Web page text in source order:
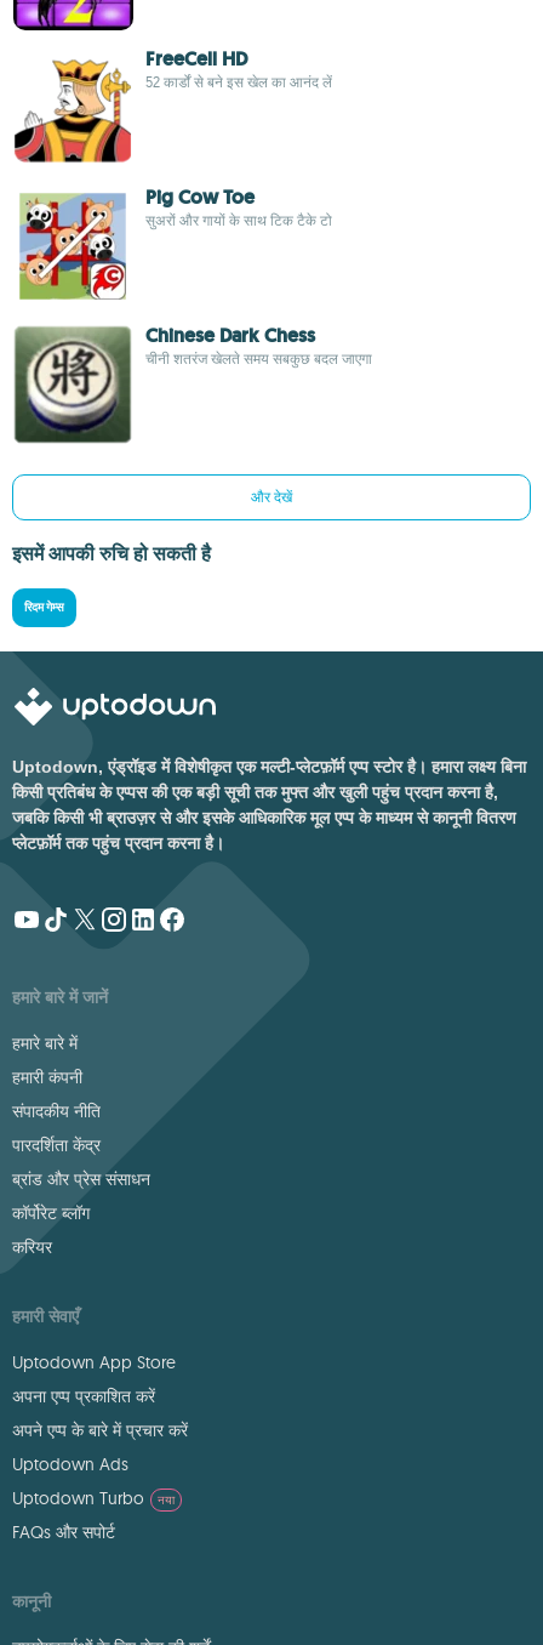
FreeCell HD
52 कार्डों से बने इस खेल का आनंद लें
Pig Cow Toe
सुअरों और गायों के साथ टिक टैके टो
Chinese Dark Chess
चीनी शतरंज खेलते समय सबकुछ बदल जाएगा
और देखें
इसमें आपकी रुचि हो सकती है
रिदम गेम्स
Uptodown, एंड्रॉइड में विशेषीकृत एक मल्टी-प्लेटफ़ॉर्म एप्प स्टोर है। हमारा लक्ष्य बिना
किसी प्रतिबंध के एप्पस की एक बड़ी सूची तक मुफ्त और खुली पहुंच प्रदान करना है,
जबकि किसी भी ब्राउज़र से और इसके आधिकारिक मूल एप्प के माध्यम से कानूनी वितरण
प्लेटफ़ॉर्म तक पहुंच प्रदान करना है।
हमारे बारे में जानें
हमारे बारे में
हमारी कंपनी
संपादकीय नीति
पारदर्शिता केंद्र
ब्रांड और प्रेस संसाधन
कॉर्पोरेट ब्लॉग
करियर
हमारी सेवाएँ
Uptodown App Store
अपना एप्प प्रकाशित करें
अपने एप्प के बारे में प्रचार करें
Uptodown Ads
Uptodown Turbo
नया
FAQs और सपोर्ट
कानूनी